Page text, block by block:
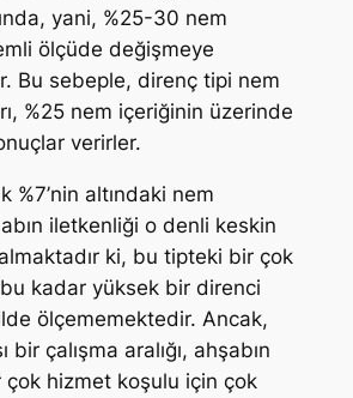
yani, %25-30 nem
ölçüde değişmeye
Bu sebeple, direnç tipi nem
%25 nem içeriğinin üzerinde
verirler.
%7’nin altındaki nem
iletkenliği o denli keskin
ki, bu tipteki bir çok
kadar yüksek bir direnci
ölçememektedir. Ancak,
bir çalışma aralığı, ahşabın
çok hizmet koşulu için çok